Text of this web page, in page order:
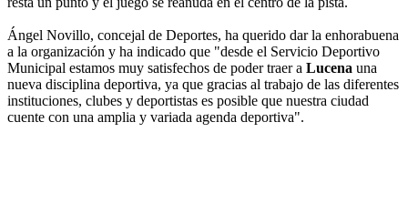
Ángel Novillo, concejal de Deportes, ha querido dar la enhorabuena
a la organización y ha indicado que "desde el Servicio Deportivo
Municipal estamos muy satisfechos de poder traer a Lucena una
nueva disciplina deportiva, ya que gracias al trabajo de las diferentes
instituciones, clubes y deportistas es posible que nuestra ciudad
cuente con una amplia y variada agenda deportiva".